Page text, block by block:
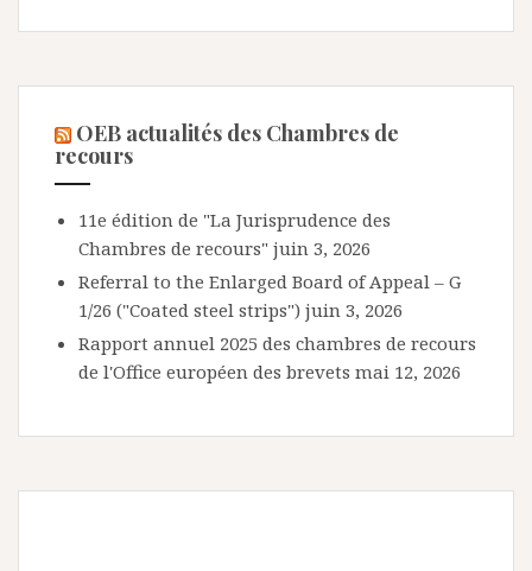
OEB actualités des Chambres de
recours
11e édition de "La Jurisprudence des
Chambres de recours" juin 3, 2026
Referral to the Enlarged Board of Appeal – G
1/26 ("Coated steel strips") juin 3, 2026
Rapport annuel 2025 des chambres de recours
de l'Office européen des brevets mai 12, 2026